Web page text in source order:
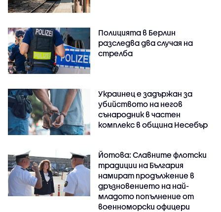
Полицията в Берлин
разследва два случая на
стрелба
Украинец е задържан за
убийството на негов
сънародник в частен
комплекс в община Несебър
Йотова: Славните флотски
традиции на България
намират продължение в
дръзновението на най-
младото попълнение от
военноморски офицери